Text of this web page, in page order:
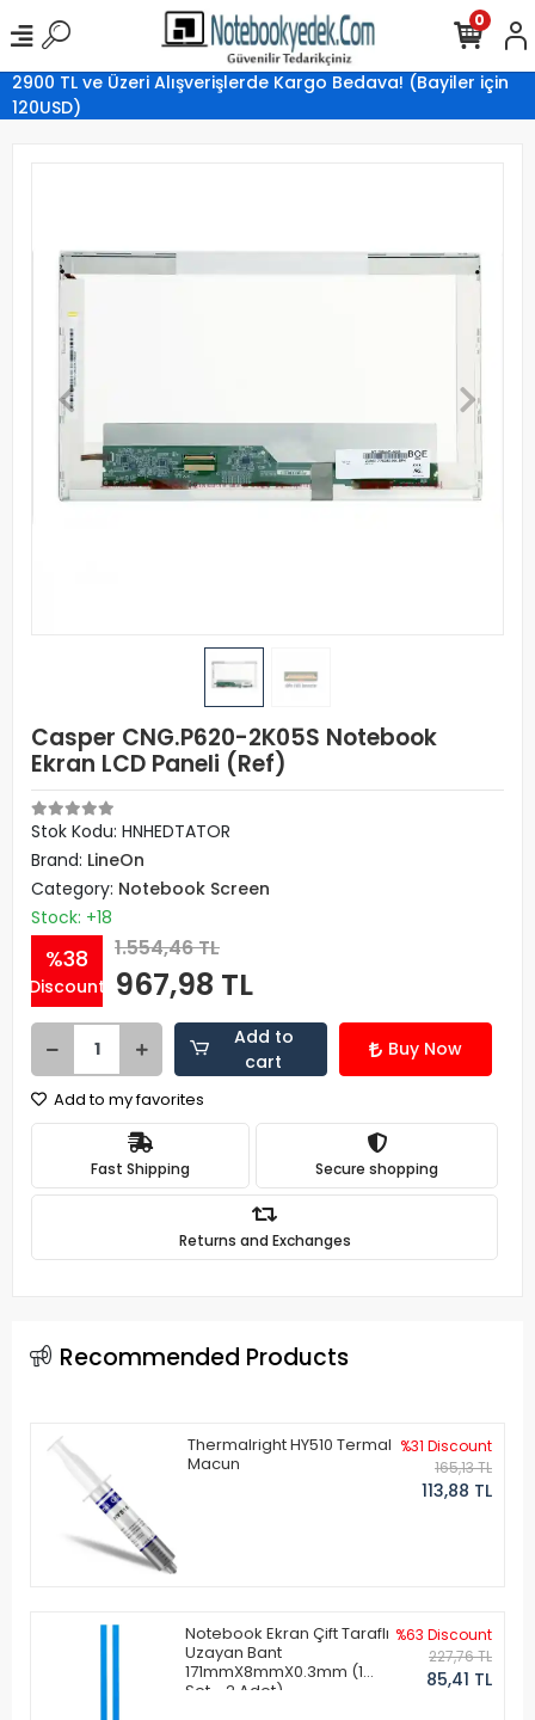
2900 TL ve Üzeri Alışverişlerde Kargo Bedava! (Bayiler için
120USD)
0
Casper CNG.P620-2K05S Notebook
Ekran LCD Paneli (Ref)
Stok Kodu: HNHEDTATOR
Brand: LineOn
Category: Notebook Screen
Stock: +18
%38
Discount
1.554,46 TL
967,98 TL
Add to
cart
Buy Now
Add to my favorites
Fast Shipping Secure shopping
Returns and Exchanges
Recommended Products
Thermalright HY510 Termal
Macun
%31 Discount
165,13 TL
113,88 TL
Notebook Ekran Çift Taraflı
Uzayan Bant
171mmX8mmX0.3mm (1
Set - 2 Adet)
%63 Discount
227,76 TL
85,41 TL